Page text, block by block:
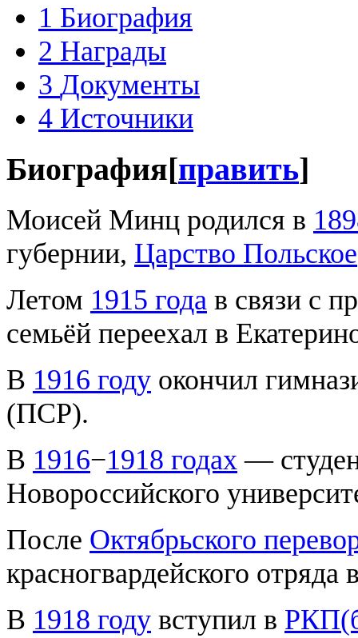
1 Биография
2 Награды
3 Документы
4 Источники
Биография[править]
Моисей Минц родился в
губернии, Царство Польское
Летом 1915 года в связи с
семьёй переехал в
В 1916 году окончил
(ПСР).
В 1916−1918 годах —
Новороссийского
После Октябрьского
красногвардейского отряда
В 1918 году вступил в